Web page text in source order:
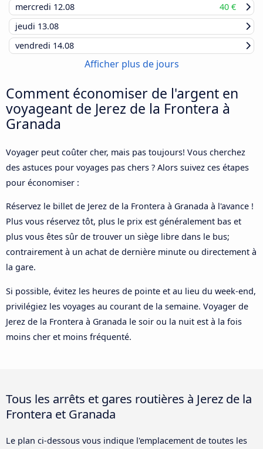
mercredi 12.08
40 €
jeudi 13.08
vendredi 14.08
Afficher plus de jours
Comment économiser de l'argent en
voyageant de Jerez de la Frontera à
Granada
Voyager peut coûter cher, mais pas toujours! Vous cherchez
des astuces pour voyages pas chers ? Alors suivez ces étapes
pour économiser :
Réservez le billet de Jerez de la Frontera à Granada à l'avance !
Plus vous réservez tôt, plus le prix est généralement bas et
plus vous êtes sûr de trouver un siège libre dans le bus;
contrairement à un achat de dernière minute ou directement à
la gare.
Si possible, évitez les heures de pointe et au lieu du week-end,
privilégiez les voyages au courant de la semaine. Voyager de
Jerez de la Frontera à Granada le soir ou la nuit est à la fois
moins cher et moins fréquenté.
Tous les arrêts et gares routières à Jerez de la
Frontera et Granada
Le plan ci-dessous vous indique l'emplacement de toutes les